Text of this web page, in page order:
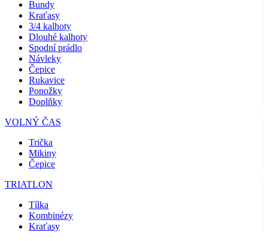
Bundy
Kraťasy
3/4 kalhoty
Dlouhé kalhoty
Spodní prádlo
Návleky
Čepice
Rukavice
Ponožky
Doplňky
VOLNÝ ČAS
Trička
Mikiny
Čepice
TRIATLON
Tílka
Kombinézy
Kraťasy